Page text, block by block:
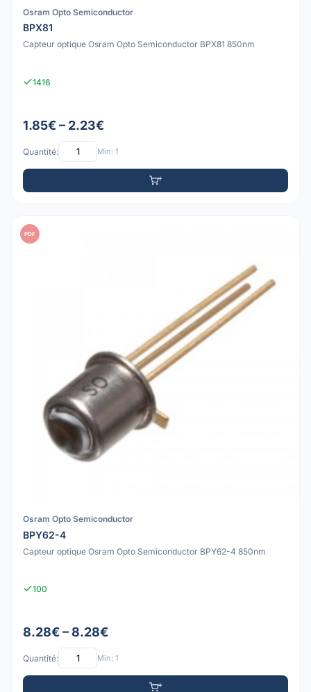
Osram Opto Semiconductor
BPX81
Capteur optique Osram Opto Semiconductor BPX81 850nm
1416
1.85€ – 2.23€
Quantité: Min: 1
PDF
Osram Opto Semiconductor
BPY62-4
Capteur optique Osram Opto Semiconductor BPY62-4 850nm
100
8.28€ – 8.28€
Quantité: Min: 1